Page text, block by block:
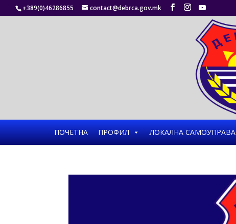
+389(0)46286855 contact@debrca.gov.mk
ПОЧЕТНА ПРОФИЛ ЛОКАЛНА САМОУПРАВА